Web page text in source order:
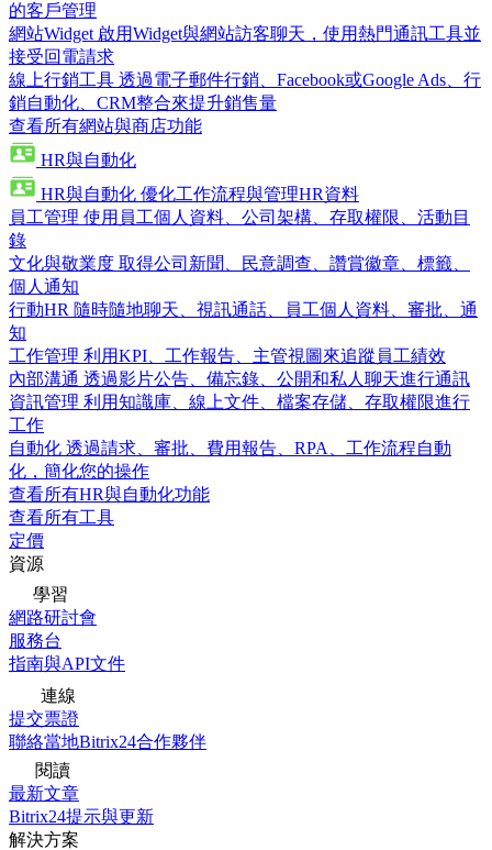
的客戶管理
網站Widget 啟用Widget與網站訪客聊天，使用熱門通訊工具並
接受回電請求
線上行銷工具 透過電子郵件行銷、Facebook或Google Ads、行
銷自動化、CRM整合來提升銷售量
查看所有網站與商店功能
HR與自動化
HR與自動化 優化工作流程與管理HR資料
員工管理 使用員工個人資料、公司架構、存取權限、活動目
錄
文化與敬業度 取得公司新聞、民意調查、讚賞徽章、標籤、
個人通知
行動HR 隨時隨地聊天、視訊通話、員工個人資料、審批、通
知
工作管理 利用KPI、工作報告、主管視圖來追蹤員工績效
內部溝通 透過影片公告、備忘錄、公開和私人聊天進行通訊
資訊管理 利用知識庫、線上文件、檔案存儲、存取權限進行
工作
自動化 透過請求、審批、費用報告、RPA、工作流程自動
化，簡化您的操作
查看所有HR與自動化功能
查看所有工具
定價
資源
學習
網路研討會
服務台
指南與API文件
連線
提交票證
聯絡當地Bitrix24合作夥伴
閱讀
最新文章
Bitrix24提示與更新
解決方案